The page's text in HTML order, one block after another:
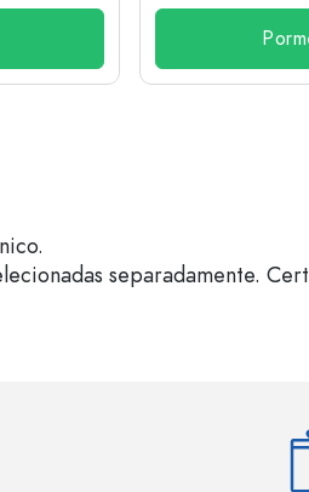
separadamente.